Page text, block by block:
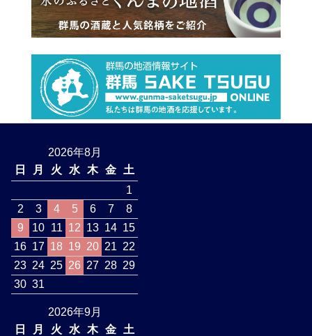
2026年8月
日
月 火 水 木 金
土
1
2
3 4 5 6 7
8
9
10 11 12 13 14 15
16 17 18 19 20 21 22
23 24 25 26 27 28 29
30 31
2026年9月
日
月 火 水 木 金
土